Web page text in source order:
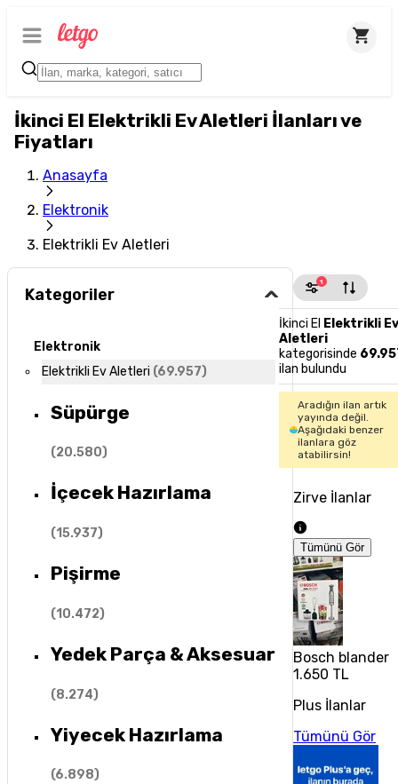
İkinci El Elektrikli Ev Aletleri İlanları ve
Fiyatları
Anasayfa
Elektronik
Elektrikli Ev Aletleri
Kategoriler
Elektronik
Elektrikli Ev Aletleri (69.957)
Süpürge
(20.580)
İçecek Hazırlama
(15.937)
Pişirme
(10.472)
Yedek Parça & Aksesuar
(8.274)
Yiyecek Hazırlama
(6.898)
1
İkinci El Elektrikli
Aletleri
kategorisinde
ilan bulundu
Aradığın ilan artık
yayında değil.
Aşağıdaki benzer
ilanlara göz
atabilirsin!
Zirve İlanlar
Tümünü Gör
Bosch blander
1.650 TL
Plus İlanlar
Tümünü Gör